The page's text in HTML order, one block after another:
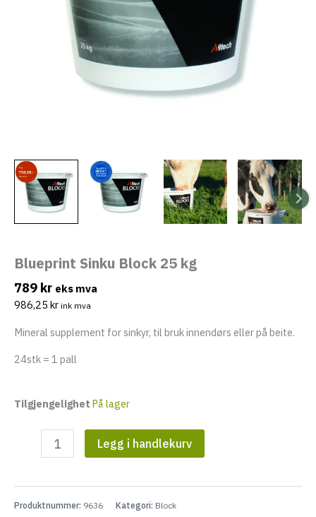
Blueprint Sinku Block 25 kg
789 kr eks mva
986,25 kr ink mva
Mineral supplement for sinkyr, til bruk innendørs eller på beite.
24stk = 1 pall
Tilgjengelighet På lager
25
kg
Legg i handlekurv
Produktnummer: 9636 Kategori: Block